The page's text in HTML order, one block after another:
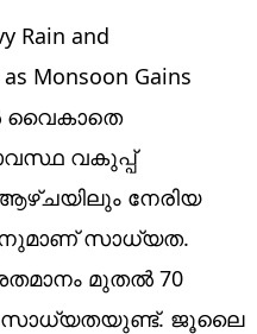
Rain and
Monsoon Gains
വൈകാതെ
വകുപ്പ്
നേരിയ
സാധ്യത.
മുതല്‍ 70
സാധ്യതയുണ്ട്. ജൂലൈ